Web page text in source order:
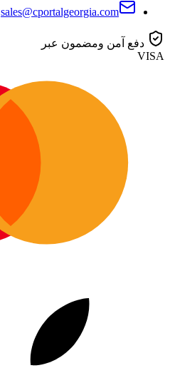
sales@cportalgeorgia.com
دفع آمن ومضمون عبر
VISA